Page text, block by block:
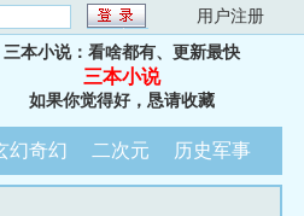
用户注册
三本小说：看啥都有、更新最快
三本小说
如果你觉得好，恳请收藏
幻奇幻 二次元 历史军事